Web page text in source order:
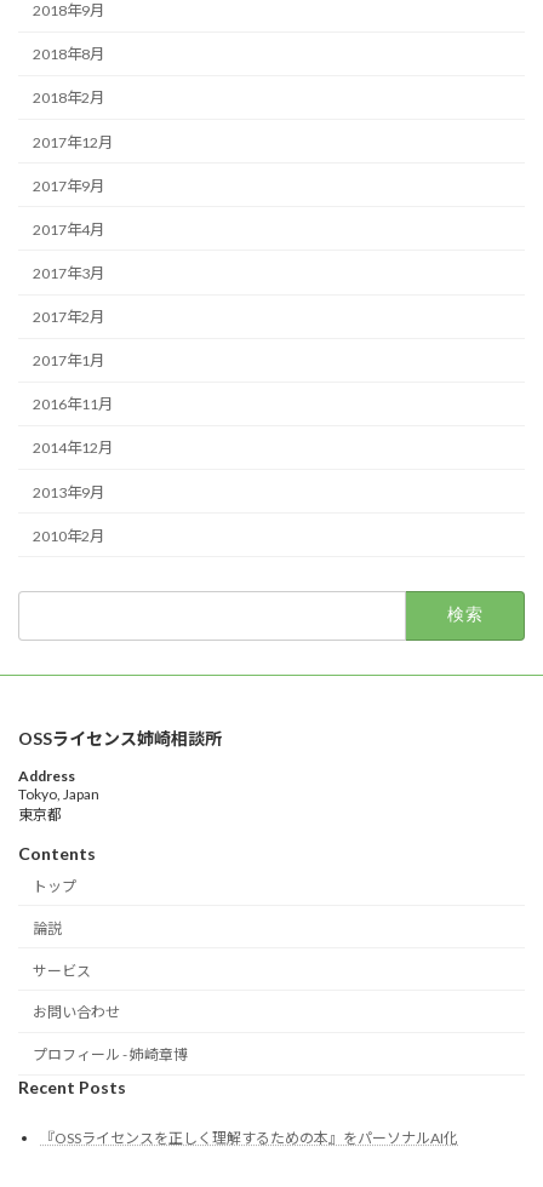
2018年9月
2018年8月
2018年2月
2017年12月
2017年9月
2017年4月
2017年3月
2017年2月
2017年1月
2016年11月
2014年12月
2013年9月
2010年2月
OSSライセンス姉崎相談所
Address
Tokyo, Japan
東京都
Contents
トップ
論説
サービス
お問い合わせ
プロフィール - 姉崎章博
Recent Posts
『OSSライセンスを正しく理解するための本』をパーソナルAI化